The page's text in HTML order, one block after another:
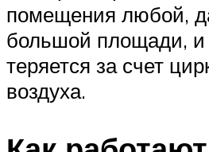
помещения любой,
большой площади, и
теряется за счет
воздуха.